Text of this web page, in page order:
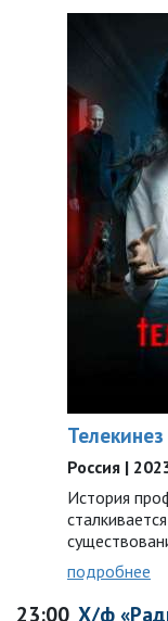
Телекинез
Россия |
История
подробнее
23:00 Х/ф